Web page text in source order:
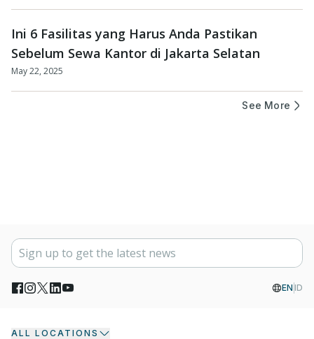
Ini 6 Fasilitas yang Harus Anda Pastikan
Sebelum Sewa Kantor di Jakarta Selatan
May 22, 2025
See More
EN ID
ALL LOCATIONS